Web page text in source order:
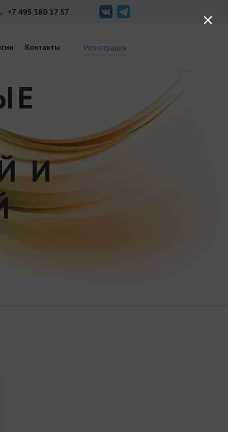
+7 495 380 17 57
Контакты Регистрация
И
×